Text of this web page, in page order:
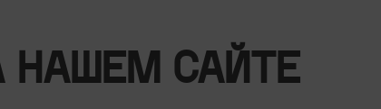
НАШЕМ САЙТЕ